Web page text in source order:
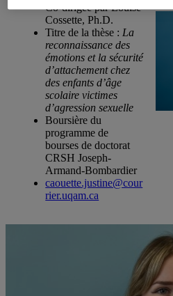
Co-dirigée par Louise
Cossette, Ph.D.
Titre de la thèse : La
reconnaissance des
émotions et la sécurité
d’attachement chez
des enfants d’âge
scolaire victimes
d’agression sexuelle
Boursière du
programme de
bourses de doctorat
CRSH Joseph-
Armand-Bombardier
caouette.justine@cour
rier.uqam.ca